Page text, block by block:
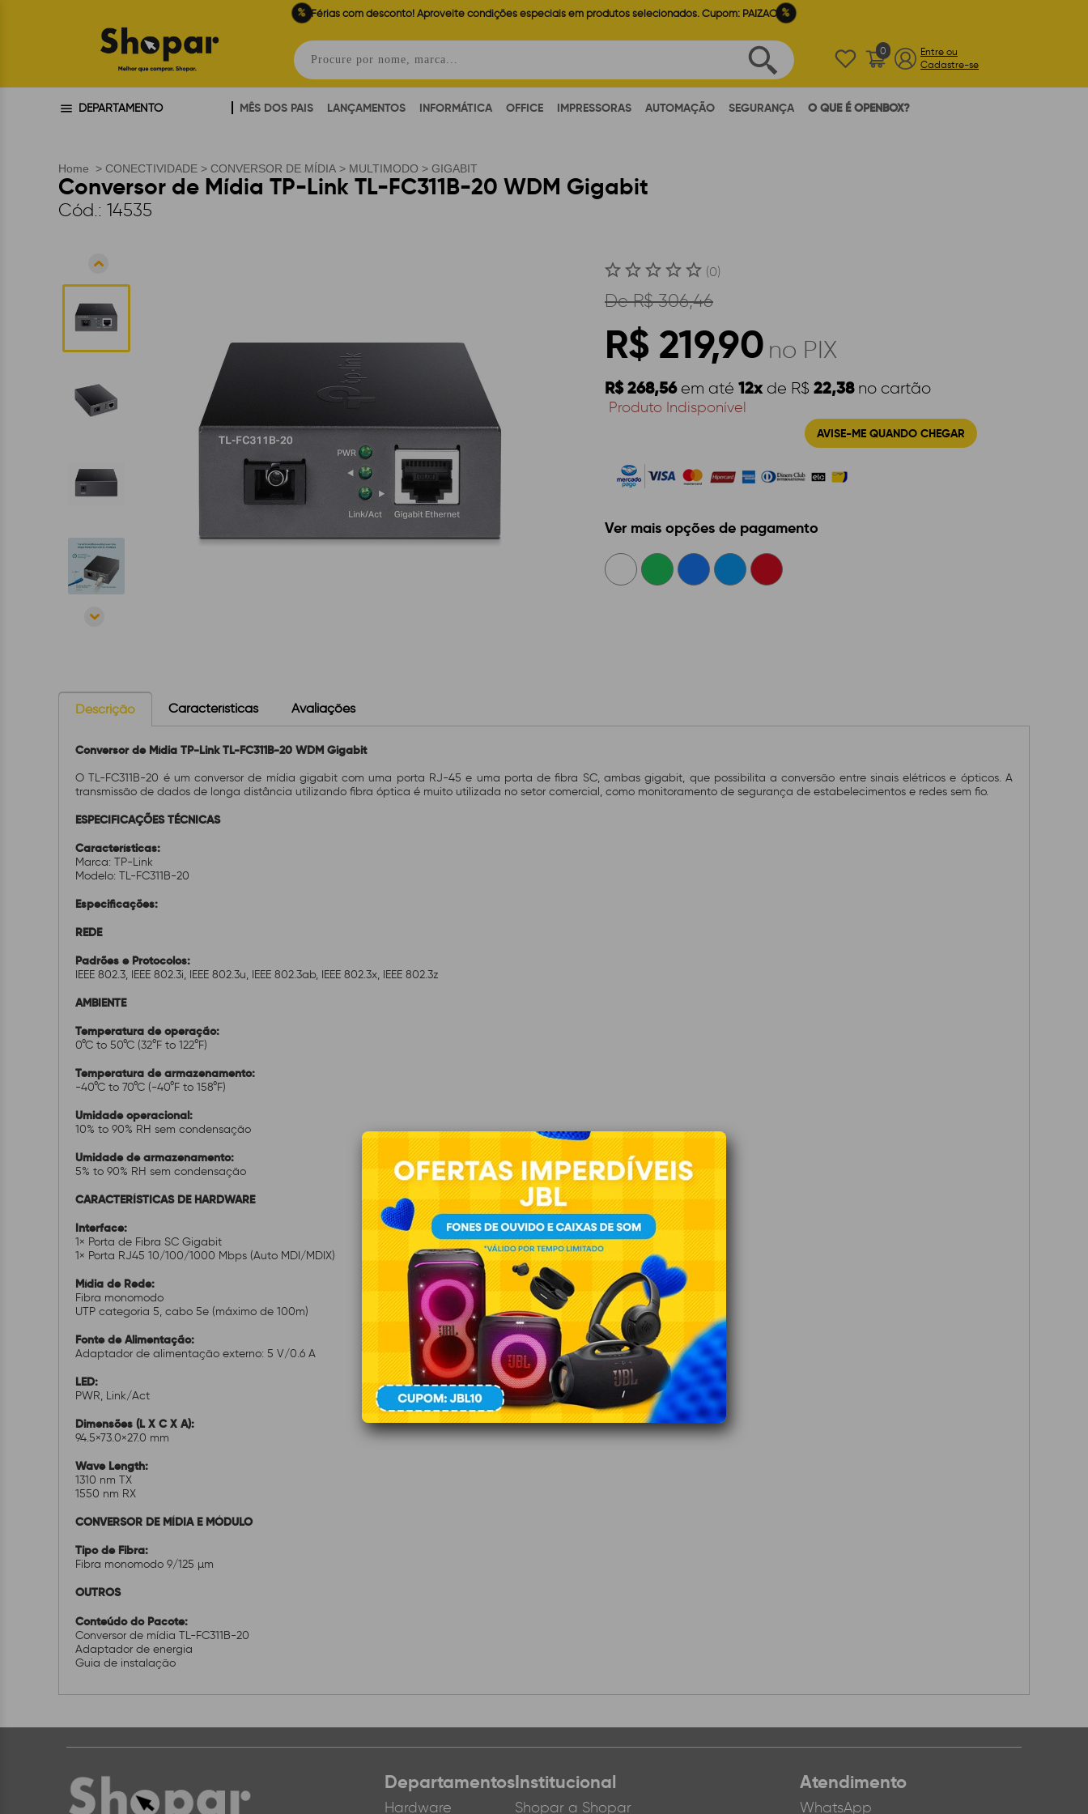
% Férias com desconto! Aproveite condições especiais em produtos selecionados. Cupom: PAIZAO %
0
Entre ou
Cadastre-se
DEPARTAMENTO MÊS DOS PAIS LANÇAMENTOS INFORMÁTICA OFFICE IMPRESSORAS AUTOMAÇÃO SEGURANÇA O QUE É OPENBOX?
Home > CONECTIVIDADE > CONVERSOR DE MÍDIA > MULTIMODO > GIGABIT
Conversor de Mídia TP-Link TL-FC311B-20 WDM Gigabit
Cód.: 14535
(0)
DeR$ 306,46
R$ 219,90 no PIX
R$ 268,56em até 12xde R$ 22,38no cartão
AVISE-ME QUANDO CHEGAR
Produto Indisponível
Ver mais opções de pagamento
Descrição Características Avaliações
Conversor de Mídia TP-Link TL-FC311B-20 WDM Gigabit
O TL-FC311B-20 é um conversor de mídia gigabit com uma porta RJ-45 e uma porta de fibra SC, ambas gigabit, que possibilita a conversão entre sinais elétricos e ópticos. A
transmissão de dados de longa distância utilizando fibra óptica é muito utilizada no setor comercial, como monitoramento de segurança de estabelecimentos e redes sem fio.
ESPECIFICAÇÕES TÉCNICAS
Características:
Marca: TP-Link
Modelo: TL-FC311B-20
Especificações:
REDE
Padrões e Protocolos:
IEEE 802.3, IEEE 802.3i, IEEE 802.3u, IEEE 802.3ab, IEEE 802.3x, IEEE 802.3z
AMBIENTE
Temperatura de operação:
0°C to 50°C (32°F to 122°F)
Temperatura de armazenamento:
-40°C to 70°C (-40°F to 158°F)
Umidade operacional:
10% to 90% RH sem condensação
Umidade de armazenamento:
5% to 90% RH sem condensação
CARACTERÍSTICAS DE HARDWARE
Interface:
1× Porta de Fibra SC Gigabit
1× Porta RJ45 10/100/1000 Mbps (Auto MDI/MDIX)
Mídia de Rede:
Fibra monomodo
UTP categoria 5, cabo 5e (máximo de 100m)
Fonte de Alimentação:
Adaptador de alimentação externo: 5 V/0.6 A
LED:
PWR, Link/Act
Dimensões (L X C X A):
94.5×73.0×27.0 mm
Wave Length:
1310 nm TX
1550 nm RX
CONVERSOR DE MÍDIA E MÓDULO
Tipo de Fibra:
Fibra monomodo 9/125 µm
OUTROS
Conteúdo do Pacote:
Conversor de mídia TL-FC311B-20
Adaptador de energia
Guia de instalação
Departamentos
Hardware
Institucional
Shopar a Shopar
Atendimento
WhatsApp